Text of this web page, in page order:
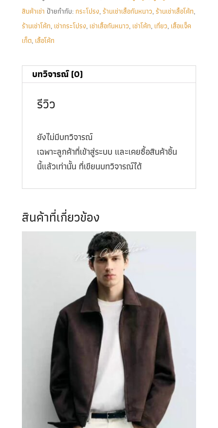
สินค้าเช่า ป้ายกำกับ:กระโปรง,ร้านเช่าเสื้อกันหนาว,ร้านเช่าเสื้อโค้ท,
ร้านเช่าโค้ท, เช่ากระโปรง, เช่าเสื้อกันหนาว, เช่าโค้ท, เที่ยว, เสื้อแจ็ค
เก็ต, เสื้อโค้ท
บทวิจารณ์ (0)
รีวิว
ยังไม่มีบทวิจารณ์
เฉพาะลูกค้าที่เข้าสู่ระบบ และเคยซื้อสินค้าชิ้น
นี้แล้วเท่านั้น ที่เขียนบทวิจารณ์ได้
สินค้าที่เกี่ยวข้อง